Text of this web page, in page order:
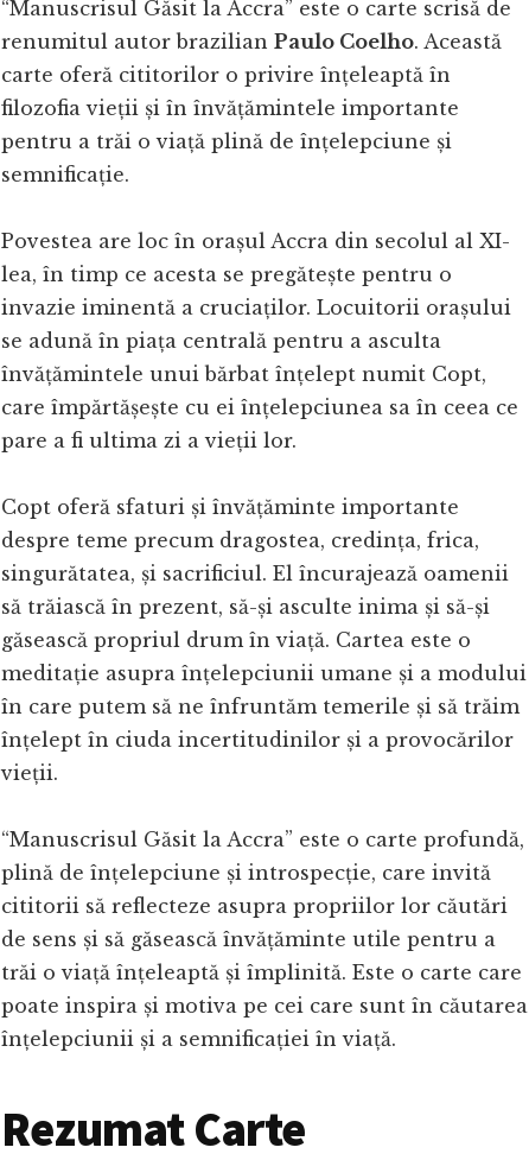
“Manuscrisul Găsit la Accra” este o carte scrisă de
renumitul autor brazilian Paulo Coelho. Această
carte oferă cititorilor o privire înțeleaptă în
filozofia vieții și în învățămintele importante
pentru a trăi o viață plină de înțelepciune și
semnificație.
Povestea are loc în orașul Accra din secolul al XI-
lea, în timp ce acesta se pregătește pentru o
invazie iminentă a cruciaților. Locuitorii orașului
se adună în piața centrală pentru a asculta
învățămintele unui bărbat înțelept numit Copt,
care împărtășește cu ei înțelepciunea sa în ceea ce
pare a fi ultima zi a vieții lor.
Copt oferă sfaturi și învățăminte importante
despre teme precum dragostea, credința, frica,
singurătatea, și sacrificiul. El încurajează oamenii
să trăiască în prezent, să-și asculte inima și să-și
găsească propriul drum în viață. Cartea este o
meditație asupra înțelepciunii umane și a modului
în care putem să ne înfruntăm temerile și să trăim
înțelept în ciuda incertitudinilor și a provocărilor
vieții.
“Manuscrisul Găsit la Accra” este o carte profundă,
plină de înțelepciune și introspecție, care invită
cititorii să reflecteze asupra propriilor lor căutări
de sens și să găsească învățăminte utile pentru a
trăi o viață înțeleaptă și împlinită. Este o carte care
poate inspira și motiva pe cei care sunt în căutarea
înțelepciunii și a semnificației în viață.
Rezumat Carte